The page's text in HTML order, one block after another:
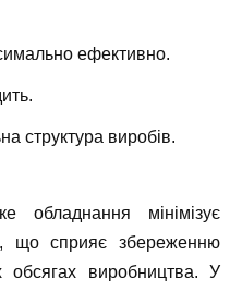
ефективно.
структура виробів.
обладнання мінімізує
що сприяє збереженню
обсягах виробництва. У